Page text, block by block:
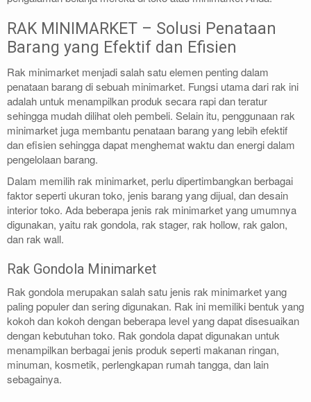
RAK MINIMARKET – Solusi Penataan
Barang yang Efektif dan Efisien
Rak minimarket menjadi salah satu elemen penting dalam
penataan barang di sebuah minimarket. Fungsi utama dari rak ini
adalah untuk menampilkan produk secara rapi dan teratur
sehingga mudah dilihat oleh pembeli. Selain itu, penggunaan rak
minimarket juga membantu penataan barang yang lebih efektif
dan efisien sehingga dapat menghemat waktu dan energi dalam
pengelolaan barang.
Dalam memilih rak minimarket, perlu dipertimbangkan berbagai
faktor seperti ukuran toko, jenis barang yang dijual, dan desain
interior toko. Ada beberapa jenis rak minimarket yang umumnya
digunakan, yaitu rak gondola, rak stager, rak hollow, rak galon,
dan rak wall.
Rak Gondola Minimarket
Rak gondola merupakan salah satu jenis rak minimarket yang
paling populer dan sering digunakan. Rak ini memiliki bentuk yang
kokoh dan kokoh dengan beberapa level yang dapat disesuaikan
dengan kebutuhan toko. Rak gondola dapat digunakan untuk
menampilkan berbagai jenis produk seperti makanan ringan,
minuman, kosmetik, perlengkapan rumah tangga, dan lain
sebagainya.